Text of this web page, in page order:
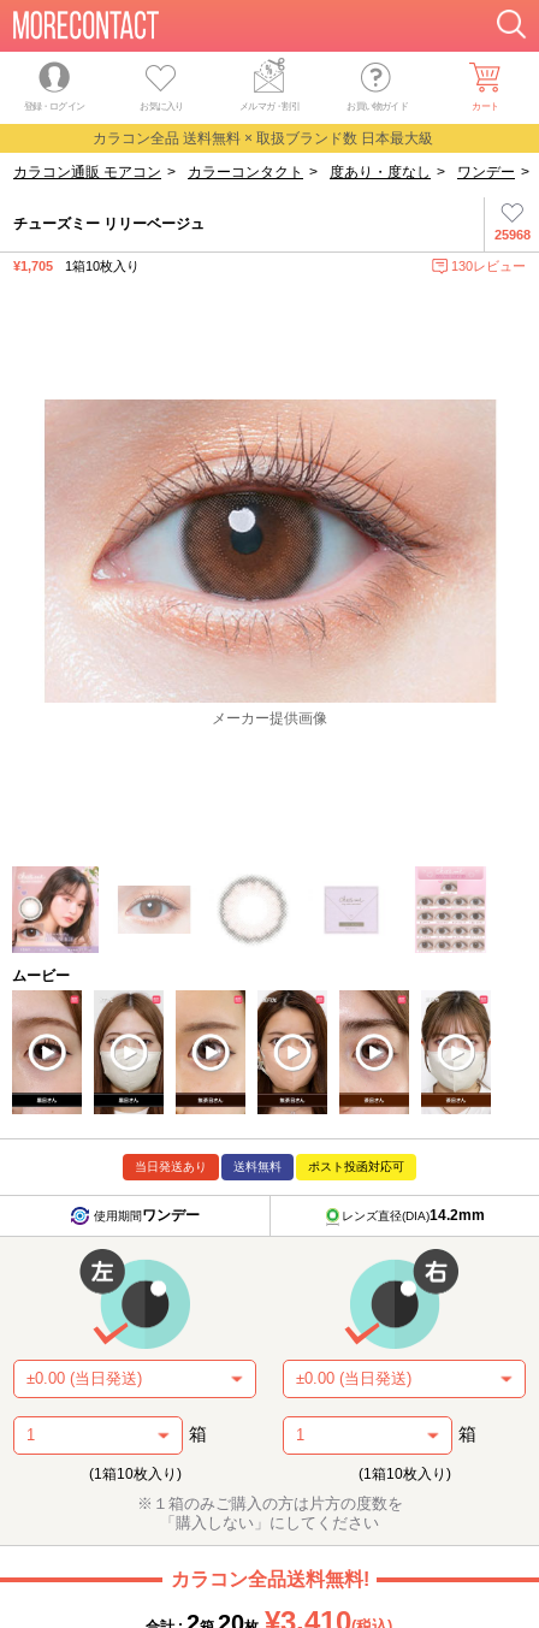
登録・ログイン お気に入り メルマガ・割引 お買い物ガイド カート
カラコン全品 送料無料 × 取扱ブランド数 日本最大級
カラコン通販 モアコン > カラーコンタクト > 度あり・度なし > ワンデー >
25968
チューズミー リリーベージュ
¥1,705 1箱10枚入り 130レビュー
ムービー
当日発送あり 送料無料 ポスト投函対応可
使用期間ワンデー レンズ直径(DIA)14.2mm
箱
(1箱10枚入り)
箱
(1箱10枚入り)
※１箱のみご購入の方は片方の度数を
「購入しない」にしてください
カラコン全品送料無料!